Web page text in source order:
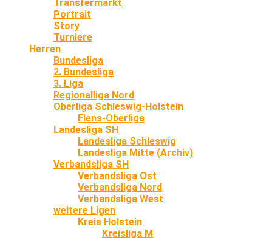
Transfermarkt
Portrait
Story
Turniere
Herren
Bundesliga
2. Bundesliga
3. Liga
Regionalliga Nord
Oberliga Schleswig-Holstein
Flens-Oberliga
Landesliga SH
Landesliga Schleswig
Landesliga Mitte (Archiv)
Verbandsliga SH
Verbandsliga Ost
Verbandsliga Nord
Verbandsliga West
weitere Ligen
Kreis Holstein
Kreisliga M